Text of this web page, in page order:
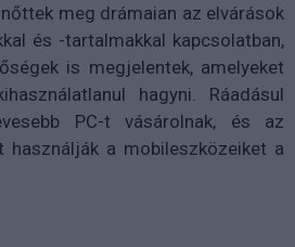
meg drámaian az elvárások
és -tartalmakkal kapcsolatban,
is megjelentek, amelyeket
hagyni. Ráadásul
PC-t vásárolnak, és az
használják a mobileszközeiket a